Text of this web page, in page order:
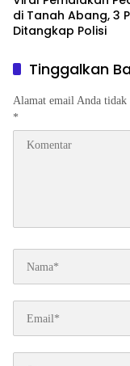
di Tanah Abang, 3
Ditangkap Polisi
Tinggalkan
Alamat email Anda tidak
*